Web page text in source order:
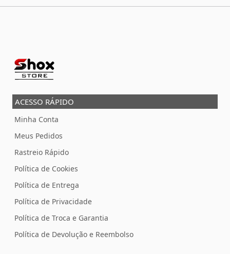
ACESSO RÁPIDO
Minha Conta
Meus Pedidos
Rastreio Rápido
Política de Cookies
Política de Entrega
Política de Privacidade
Política de Troca e Garantia
Política de Devolução e Reembolso